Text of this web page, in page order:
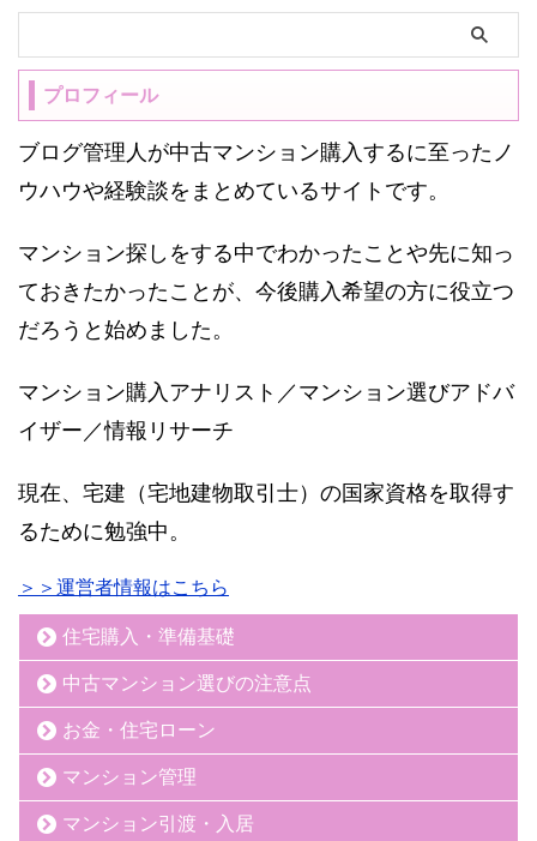
プロフィール
ブログ管理人が中古マンション購入するに至ったノ
ウハウや経験談をまとめているサイトです。
マンション探しをする中でわかったことや先に知っ
ておきたかったことが、今後購入希望の方に役立つ
だろうと始めました。
マンション購入アナリスト／マンション選びアドバ
イザー／情報リサーチ
現在、宅建（宅地建物取引士）の国家資格を取得す
るために勉強中。
＞＞運営者情報はこちら
住宅購入・準備基礎
中古マンション選びの注意点
お金・住宅ローン
マンション管理
マンション引渡・入居